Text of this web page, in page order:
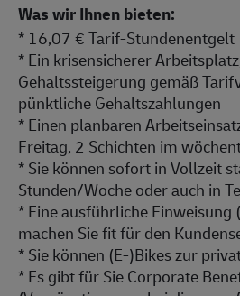
Was wir Ihnen bieten:
* 16,07 € Tarif-Stundenentgelt
* Ein krisensicherer
Gehaltssteigerung gemäß
pünktliche Gehaltszahlungen
* Einen planbaren
Freitag, 2 Schichten im
* Sie können sofort in Vollzeit
Stunden/Woche oder auch in
* Eine ausführliche
machen Sie fit für den
* Sie können (E-)Bikes zur
* Es gibt für Sie Corporate